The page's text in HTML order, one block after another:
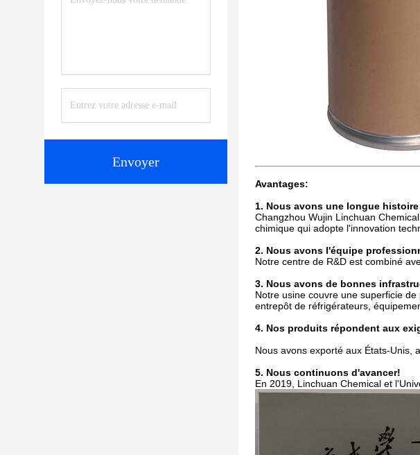
Envoyer
Avantages:
1. Nous avons une longue
Changzhou Wujin Linchuan
chimique qui adopte l'innovation
2. Nous avons l'équipe
Notre centre de R&D est combiné
3. Nous avons de bonnes
Notre usine couvre une superficie
entrepôt de réfrigérateurs,
4. Nos produits répondent aux
Nous avons exporté aux États-Unis,
5. Nous continuons d'avancer!
En 2019, Linchuan Chemical et